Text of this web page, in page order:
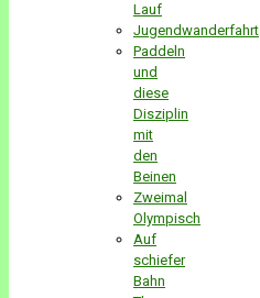
Lauf
Jugendwanderfahrt
Paddeln
und
diese
Disziplin
mit
den
Beinen
Zweimal
Olympisch
Auf
schiefer
Bahn